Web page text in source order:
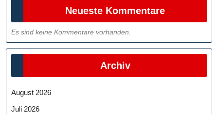
Neueste Kommentare
Es sind keine Kommentare vorhanden.
Archiv
August 2026
Juli 2026